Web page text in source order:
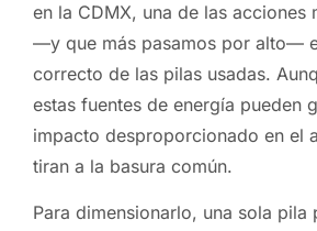
en la CDMX, una de las acciones
—y que más pasamos por alto—
correcto de las pilas usadas.
estas fuentes de energía pueden
impacto desproporcionado en el
tiran a la basura común.
Para dimensionarlo, una sola pila